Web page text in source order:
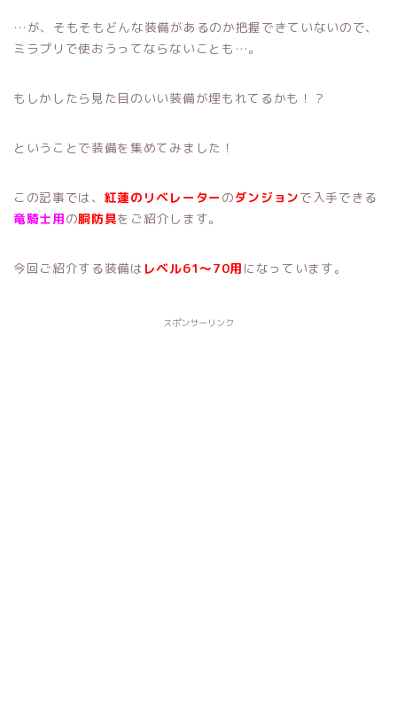
…が、そもそもどんな装備があるのか把握できていないので、
ミラプリで使おうってならないことも…。
もしかしたら見た目のいい装備が埋もれてるかも！？
ということで装備を集めてみました！
この記事では、 紅蓮のリベレーターのダンジョンで入手できる
竜騎士用の胴防具をご紹介します。
今回ご紹介する装備は レベル61～70用 になっています。
スポンサーリンク